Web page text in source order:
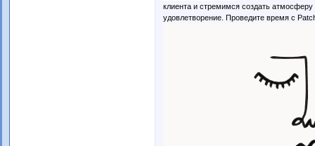
клиента и стремимся создать
удовлетворение. Проведите время с